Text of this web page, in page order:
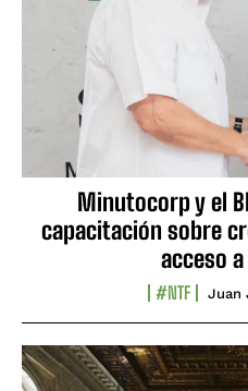
Minutocorp y el
capacitación sobre
acceso
#NTF Juan